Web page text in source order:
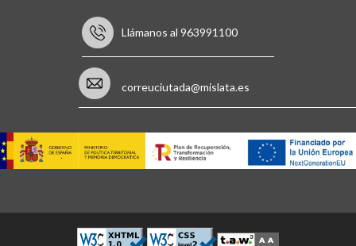
Llámanos al 963991100
correuciutada@mislata.es